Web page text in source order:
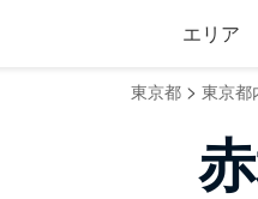
エリア
東京都> 東京都